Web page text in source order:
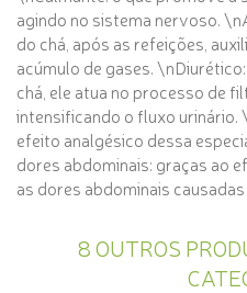
agindo no sistema nervoso.
do chá, após as refeições,
acúmulo de gases.
chá, ele atua no processo de
intensificando o fluxo urinário.
efeito analgésico dessa
dores abdominais: graças ao
as dores abdominais
8 OUTROS